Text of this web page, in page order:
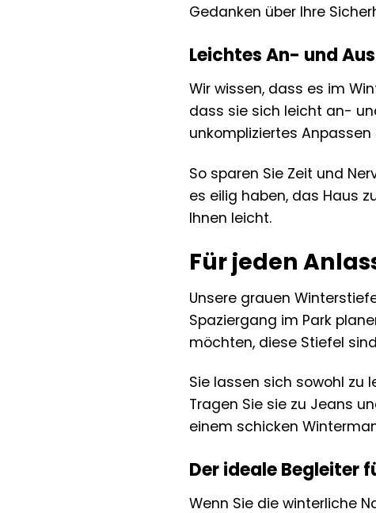
Gedanken über Ihre
Leichtes An- und
Wir wissen, dass es im
dass sie sich leicht an-
unkompliziertes Anpassen
So sparen Sie Zeit und
es eilig haben, das Haus
Ihnen leicht.
Für jeden
Unsere grauen
Spaziergang im Park
möchten, diese Stiefel
Sie lassen sich sowohl zu
Tragen Sie sie zu Jeans
einem schicken
Der ideale Begleiter
Wenn Sie die winterliche